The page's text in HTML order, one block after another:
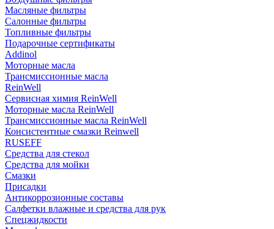
Масляные фильтры
Салонные фильтры
Топливные фильтры
Подарочные сертификаты
Addinol
Моторные масла
Трансмиссионные масла
ReinWell
Сервисная химия ReinWell
Моторные масла ReinWell
Трансмиссионные масла ReinWell
Консистентные смазки Reinwell
RUSEFF
Средства для стекол
Средства для мойки
Смазки
Присадки
Антикоррозионные составы
Салфетки влажные и средства для рук
Спецжидкости